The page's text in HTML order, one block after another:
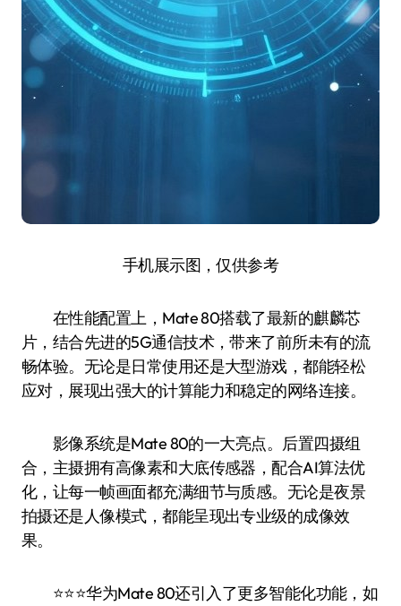
手机展示图，仅供参考
在性能配置上，Mate 80搭载了最新的麒麟芯
片，结合先进的5G通信技术，带来了前所未有的流
畅体验。无论是日常使用还是大型游戏，都能轻松
应对，展现出强大的计算能力和稳定的网络连接。
影像系统是Mate 80的一大亮点。后置四摄组
合，主摄拥有高像素和大底传感器，配合AI算法优
化，让每一帧画面都充满细节与质感。无论是夜景
拍摄还是人像模式，都能呈现出专业级的成像效
果。
⭐️⭐️⭐️华为Mate 80还引入了更多智能化功能，如